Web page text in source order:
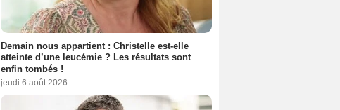
Demain nous appartient : Christelle est-elle
atteinte d’une leucémie ? Les résultats sont
enfin tombés !
jeudi 6 août 2026